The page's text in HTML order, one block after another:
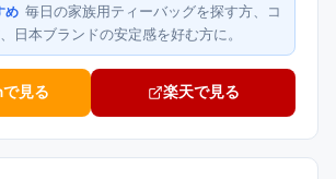
め 毎日の家族用ティーバッグを探す方、コ
日本ブランドの安定感を好む方に。
見る 楽天で見る